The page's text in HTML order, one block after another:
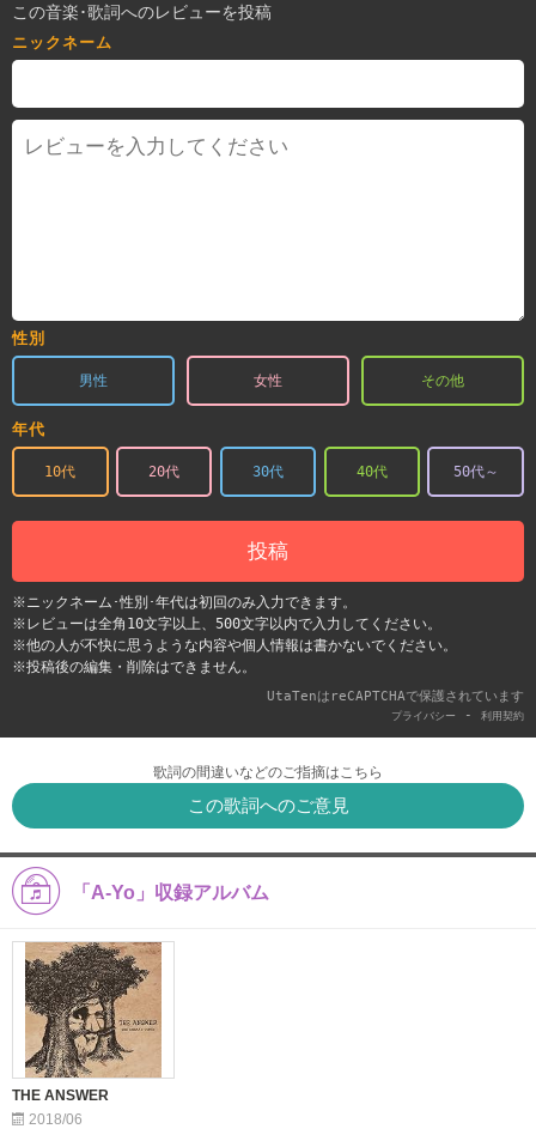
この音楽･歌詞へのレビューを投稿
ニックネーム
性別
男性 女性 その他
年代
10代 20代 30代 40代 50代～
投稿
※ニックネーム･性別･年代は初回のみ入力できます。
※レビューは全角10文字以上、500文字以内で入力してください。
※他の人が不快に思うような内容や個人情報は書かないでください。
※投稿後の編集・削除はできません。
UtaTenはreCAPTCHAで保護されています
プライバシー - 利用契約
歌詞の間違いなどのご指摘はこちら
この歌詞へのご意見
「A-Yo」収録アルバム
THE ANSWER
2018/06